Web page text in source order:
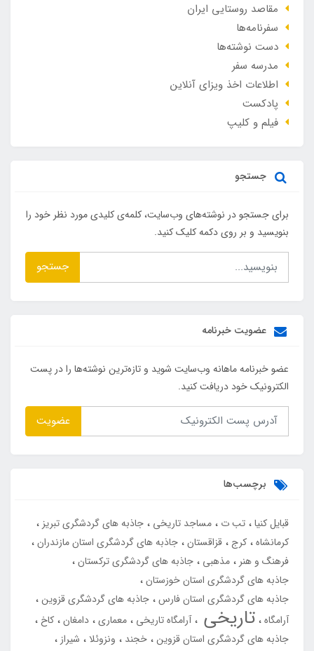
مقاصد روستایی ایران
سفرنامه‌ها
دست نوشته‌ها
مدرسه سفر
اطلاعات اخذ ویزای آنلاین
پادکست
فیلم و کلیپ
جستجو
برای جستجو در نوشته‌های وب‌سایت، کلمه‌ی کلیدی مورد نظر خود را
بنویسید و بر روی دکمه کلیک کنید.
جستجو
عضویت خبرنامه
عضو خبرنامه ماهانه وب‌سایت شوید و تازه‌ترین نوشته‌ها را در پست
الکترونیک خود دریافت کنید.
عضویت
برچسب‌ها
قبایل کنیا تب ت مساجد تاریخی
جاذبه های گردشگری تبریز
کرمانشاه کرج قزاقستان جاذبه های گردشگری استان مازندران
فرهنگ و هنر
مذهبی
جاذبه های گردشگری ترکستان
جاذبه های گردشگری استان خوزستان
جاذبه های گردشگری استان فارس جاذبه های گردشگری قزوین
آرامگاه تاریخی آرامگاه تاریخی معماری دامغان کاخ
جاذبه های گردشگری استان قزوین خجند ونزوئلا
شیراز